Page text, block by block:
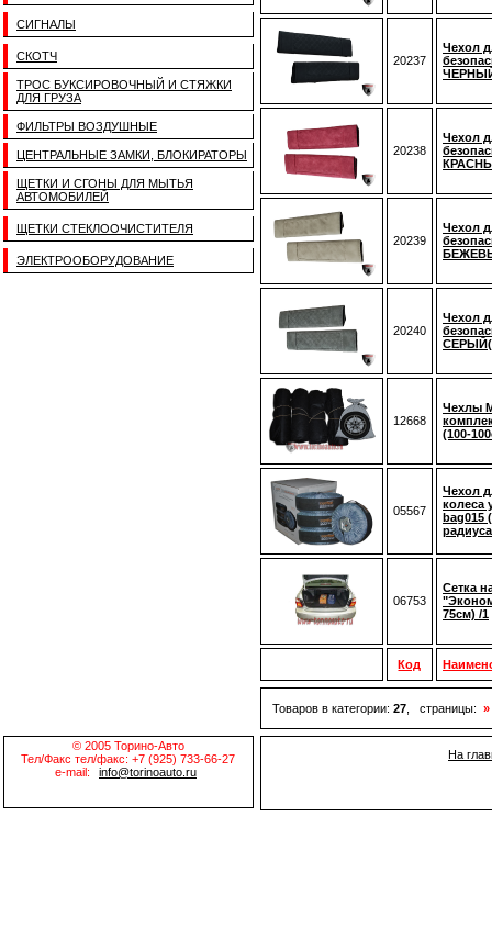
СИГНАЛЫ
СКОТЧ
ТРОС БУКСИРОВОЧНЫЙ И СТЯЖКИ
ДЛЯ ГРУЗА
ФИЛЬТРЫ ВОЗДУШНЫЕ
ЦЕНТРАЛЬНЫЕ ЗАМКИ, БЛОКИРАТОРЫ
ЩЕТКИ И СГОНЫ ДЛЯ МЫТЬЯ
АВТОМОБИЛЕЙ
ЩЕТКИ СТЕКЛООЧИСТИТЕЛЯ
ЭЛЕКТРООБОРУДОВАНИЕ
20237
Чехол
ЧЕРНЫЙ
20238
Чехол
20239
Чехол
20240
Чехол
12668
Чехлы
(100-
05567
Чехол
колеса
bag015
06753
Сетка
75см) /1
Код
Товаров в категории: 27 , страницы: »
© 2005 Торино-Авто
Тел/Факс тел/факс: +7 (925) 733-66-27
e-mail:
info@torinoauto.ru
На